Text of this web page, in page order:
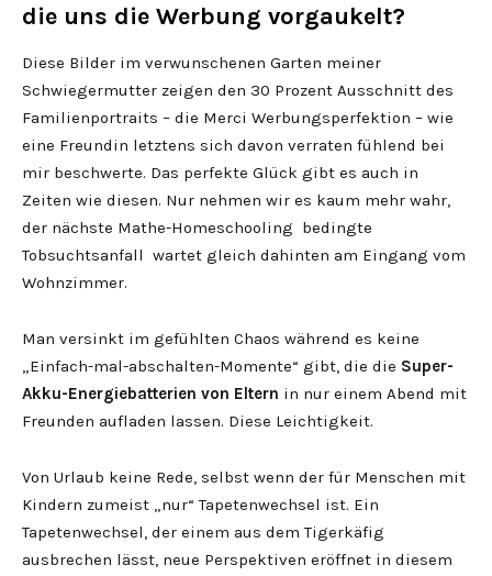
die uns die Werbung vorgaukelt?
Diese Bilder im verwunschenen Garten meiner
Schwiegermutter zeigen den 30 Prozent Ausschnitt des
Familienportraits – die Merci Werbungsperfektion – wie
eine Freundin letztens sich davon verraten fühlend bei
mir beschwerte. Das perfekte Glück gibt es auch in
Zeiten wie diesen. Nur nehmen wir es kaum mehr wahr,
der nächste Mathe-Homeschooling bedingte
Tobsuchtsanfall wartet gleich dahinten am Eingang vom
Wohnzimmer.
Man versinkt im gefühlten Chaos während es keine
„Einfach-mal-abschalten-Momente“ gibt, die die Super-
Akku-Energiebatterien von Eltern in nur einem Abend mit
Freunden aufladen lassen. Diese Leichtigkeit.
Von Urlaub keine Rede, selbst wenn der für Menschen mit
Kindern zumeist „nur“ Tapetenwechsel ist. Ein
Tapetenwechsel, der einem aus dem Tigerkäfig
ausbrechen lässt, neue Perspektiven eröffnet in diesem